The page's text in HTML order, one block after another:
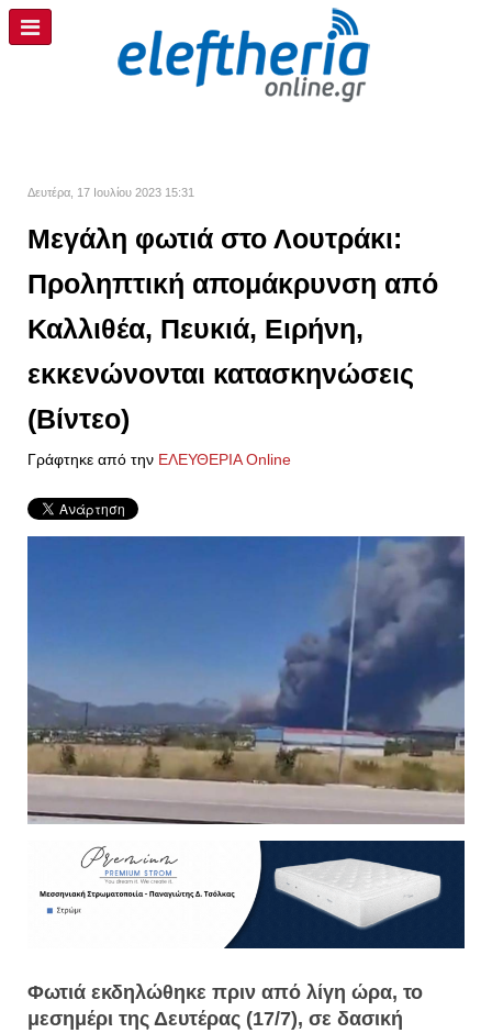
Δευτέρα, 17 Ιουλίου 2023 15:31
Μεγάλη φωτιά στο Λουτράκι:
Προληπτική απομάκρυνση από
Καλλιθέα, Πευκιά, Ειρήνη,
εκκενώνονται κατασκηνώσεις
(Βίντεο)
Γράφτηκε από την ΕΛΕΥΘΕΡΙΑ Online
Φωτιά εκδηλώθηκε πριν από λίγη ώρα, το
μεσημέρι της Δευτέρας (17/7), σε δασική